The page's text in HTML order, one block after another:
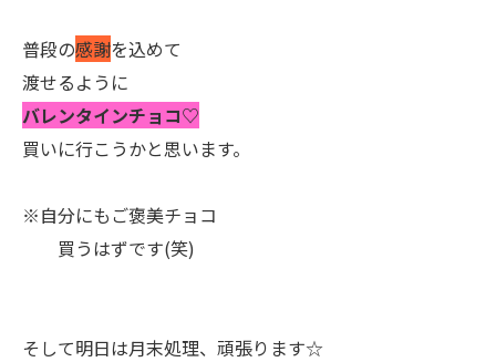
普段の感謝を込めて
渡せるように
バレンタインチョコ♡
買いに行こうかと思います。
※自分にもご褒美チョコ
買うはずです(笑)
そして明日は月末処理、頑張ります☆